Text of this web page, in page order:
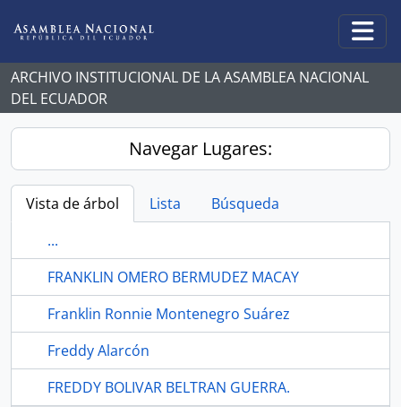
ARCHIVO INSTITUCIONAL DE LA ASAMBLEA NACIONAL
DEL ECUADOR
Navegar Lugares:
Vista de árbol Lista
Búsqueda
...
FRANKLIN OMERO BERMUDEZ MACAY
Franklin Ronnie Montenegro Suárez
Freddy Alarcón
FREDDY BOLIVAR BELTRAN GUERRA.